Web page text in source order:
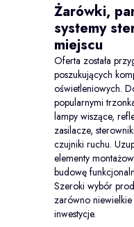
Żarówki,
systemy
miejscu
Oferta została
poszukujących
oświetleniowych.
popularnymi
lampy wiszące,
zasilacze,
czujniki ruchu.
elementy
budowę
Szeroki wybór
zarówno
inwestycje.